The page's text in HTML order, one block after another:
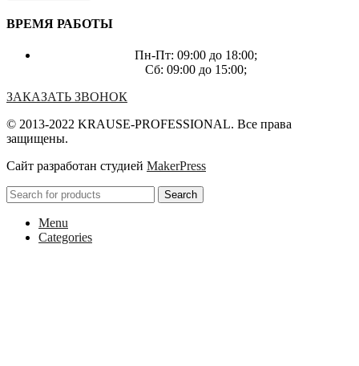
ВРЕМЯ РАБОТЫ
Пн-Пт: 09:00 до 18:00;
Сб: 09:00 до 15:00;
ЗАКАЗАТЬ ЗВОНОК
© 2013-2022 KRAUSE-PROFESSIONAL. Все права
защищены.
Сайт разработан студией MakerPress
Search
Menu
Categories